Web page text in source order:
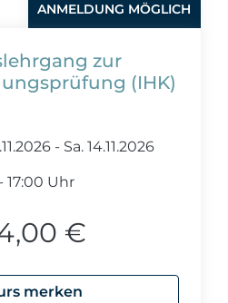
ANMELDUNG MÖGLICH
zur
(IHK)
- Sa. 14.11.2026
17:00 Uhr
€
merken